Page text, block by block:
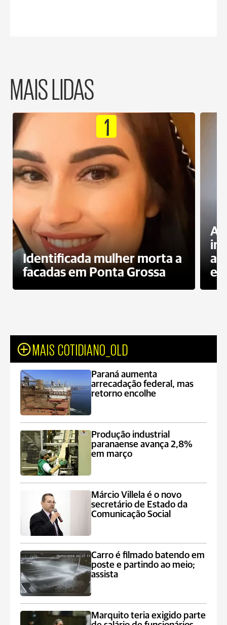
MAIS LIDAS
1
Identificada mulher morta a
facadas em Ponta Grossa
MAIS COTIDIANO_OLD
Paraná aumenta
arrecadação federal, mas
retorno encolhe
Produção industrial
paranaense avança 2,8%
em março
Márcio Villela é o novo
secretário de Estado da
Comunicação Social
Carro é filmado batendo em
poste e partindo ao meio;
assista
Marquito teria exigido parte